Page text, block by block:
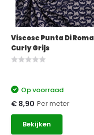
Viscose Punta Di Roma
Curly Grijs
Op voorraad
€ 8,90 Per meter
Bekijken